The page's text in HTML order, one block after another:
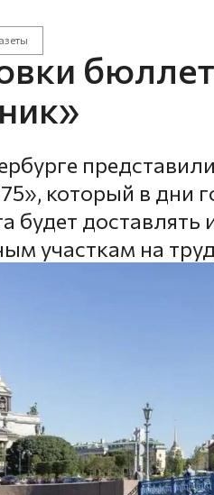
который в дни
будет
участкам на